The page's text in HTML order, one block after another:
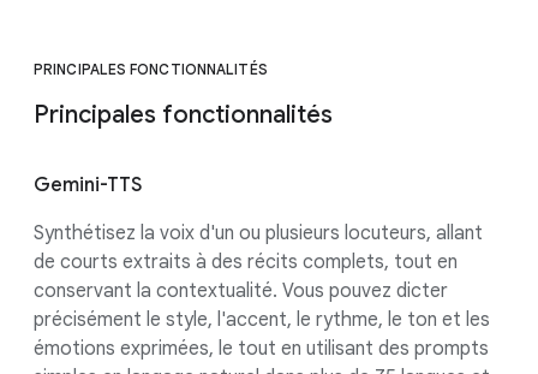
PRINCIPALES FONCTIONNALITÉS
Principales fonctionnalités
Gemini-TTS
Synthétisez la voix d'un ou plusieurs locuteurs, allant
de courts extraits à des récits complets, tout en
conservant la contextualité. Vous pouvez dicter
précisément le style, l'accent, le rythme, le ton et les
émotions exprimées, le tout en utilisant des prompts